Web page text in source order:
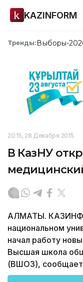
KAZINFORM
Тренды:Выборы-
20:15, 28 Декабря 2015
В КазНУ
АЛМАТЫ.
национальном
начал работу
Высшая школа
(ВШОЗ), сообщает